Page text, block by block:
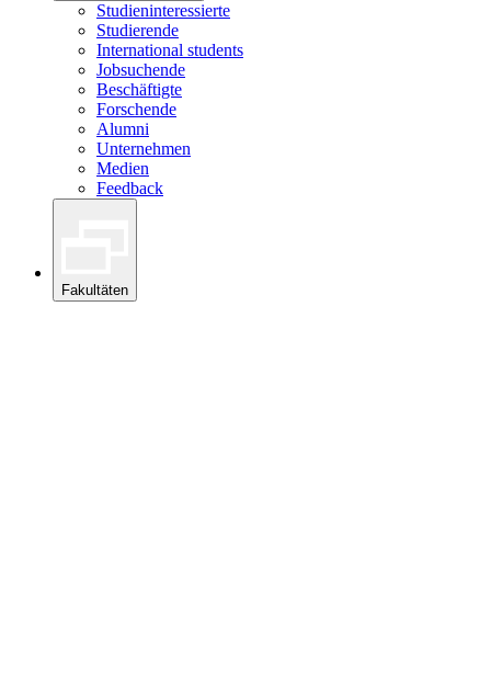
Studieninteressierte
Studierende
International students
Jobsuchende
Beschäftigte
Forschende
Alumni
Unternehmen
Medien
Feedback
Fakultäten